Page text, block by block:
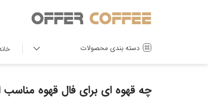
دسته بندی محصولات
چه قهوه ای برای فال قهوه